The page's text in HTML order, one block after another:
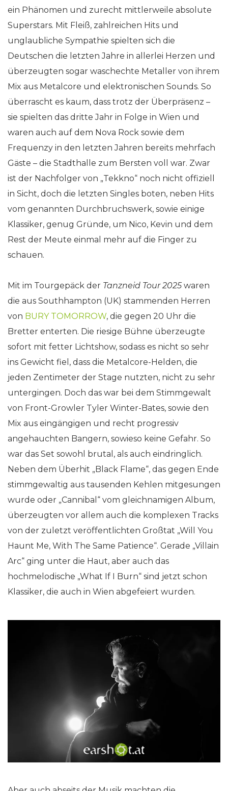
ein Phänomen und zurecht mittlerweile absolute
Superstars. Mit Fleiß, zahlreichen Hits und
unglaubliche Sympathie spielten sich die
Deutschen die letzten Jahre in allerlei Herzen und
überzeugten sogar waschechte Metaller von ihrem
Mix aus Metalcore und elektronischen Sounds. So
überrascht es kaum, dass trotz der Überpräsenz –
sie spielten das dritte Jahr in Folge in Wien und
waren auch auf dem Nova Rock sowie dem
Frequenzy in den letzten Jahren bereits mehrfach
Gäste – die Stadthalle zum Bersten voll war. Zwar
ist der Nachfolger von „Tekkno“ noch nicht offiziell
in Sicht, doch die letzten Singles boten, neben Hits
vom genannten Durchbruchswerk, sowie einige
Klassiker, genug Gründe, um Nico, Kevin und dem
Rest der Meute einmal mehr auf die Finger zu
schauen.
Mit im Tourgepäck der Tanzneid Tour 2025waren
die aus Southhampton (UK) stammenden Herren
von BURY TOMORROW, die gegen 20 Uhr die
Bretter enterten. Die riesige Bühne überzeugte
sofort mit fetter Lichtshow, sodass es nicht so sehr
ins Gewicht fiel, dass die Metalcore-Helden, die
jeden Zentimeter der Stage nutzten, nicht zu sehr
untergingen. Doch das war bei dem Stimmgewalt
von Front-Growler Tyler Winter-Bates, sowie den
Mix aus eingängigen und recht progressiv
angehauchten Bangern, sowieso keine Gefahr. So
war das Set sowohl brutal, als auch eindringlich.
Neben dem Überhit „Black Flame“, das gegen Ende
stimmgewaltig aus tausenden Kehlen mitgesungen
wurde oder „Cannibal“ vom gleichnamigen Album,
überzeugten vor allem auch die komplexen Tracks
von der zuletzt veröffentlichten Großtat „Will You
Haunt Me, With The Same Patience“. Gerade „Villain
Arc“ ging unter die Haut, aber auch das
hochmelodische „What If I Burn“ sind jetzt schon
Klassiker, die auch in Wien abgefeiert wurden.